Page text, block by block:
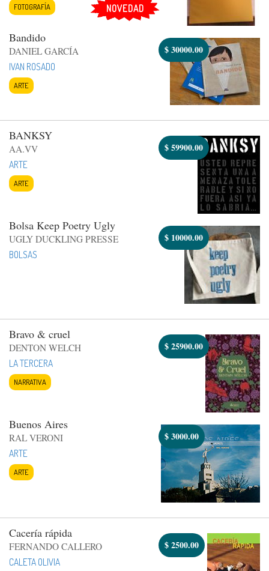
FOTOGRAFÍA NOVEDAD
Bandido
DANIEL GARCÍA
IVAN ROSADO
ARTE
$30000.00
BANKSY
AA.VV
ARTE
ARTE
$59900.00
Bolsa Keep Poetry Ugly
UGLY DUCKLING PRESSE
BOLSAS
$ 10000.00
Bravo & cruel
DENTON WELCH
LA TERCERA
NARRATIVA
$25900.00
Buenos Aires
RAL VERONI
ARTE
ARTE
$3000.00
Cacería rápida
FERNANDO CALLERO
CALETA OLIVIA
$2500.00